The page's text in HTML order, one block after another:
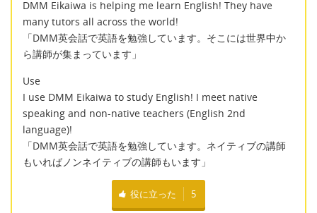
DMM Eikaiwa is helping me learn English! They have
many tutors all across the world!
「DMM英会話で英語を勉強しています。そこには世界中か
ら講師が集まっています」
Use
I use DMM Eikaiwa to study English! I meet native
speaking and non-native teachers (English 2nd
language)!
「DMM英会話で英語を勉強しています。ネイティブの講師
もいればノンネイティブの講師もいます」
役に立った 5